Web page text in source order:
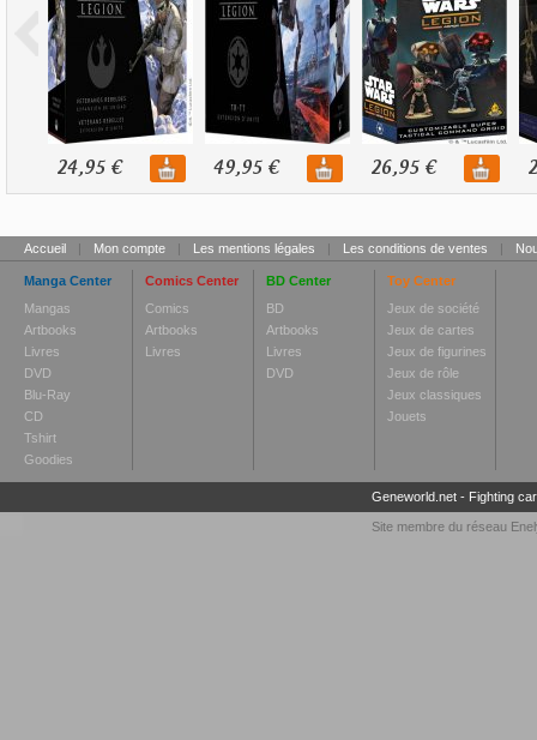
24,95 € 49,95 € 26,95 €
Accueil | Mon compte | Les mentions légales | Les conditions de ventes |
Manga Center
Mangas
Artbooks
Livres
DVD
Blu-Ray
CD
Tshirt
Goodies
Comics Center
Comics
Artbooks
Livres
BD Center
BD
Artbooks
Livres
DVD
Toy Center
Jeux de société
Jeux de cartes
Jeux de figurines
Jeux de rôle
Jeux classiques
Jouets
Geneworld.net- Fighting
Site membre du réseau